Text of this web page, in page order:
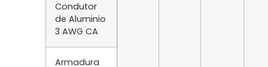
Condutor
de Aluminio
3 AWG CA
Armadura